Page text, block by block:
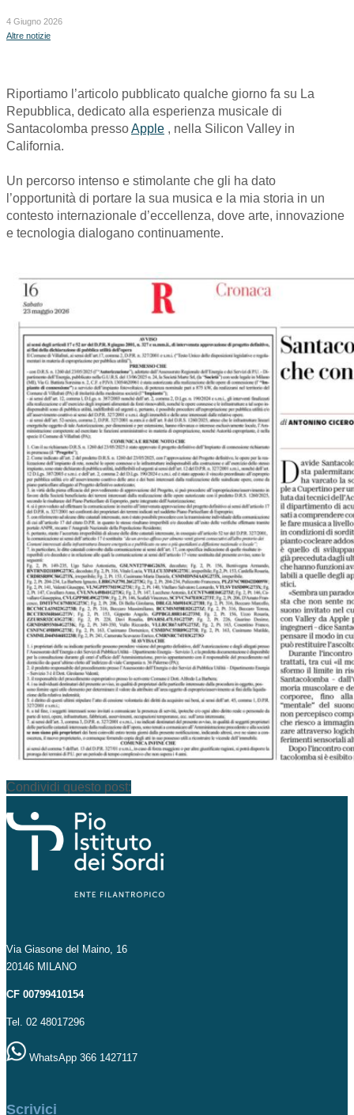
4 Giugno 2026
Altre notizie
Riportiamo l’articolo pubblicato qualche giorno fa su La
Repubblica, dedicato alla esperienza musicale di
Santacolomba pressoApple , nella Silicon Valley in
California.
Un percorso intenso e stimolante che gli ha dato
l’opportunità di portare la sua musica e la mia storia in un
contesto internazionale d’eccellenza, dove arte, innovazione
e tecnologia dialogano continuamente.
Condividi questo post:
Via Giasone del Maino, 16
20146 MILANO
CF 00799410154
Tel. 02 48017296
WhatsApp 366 1427117
Scrivici